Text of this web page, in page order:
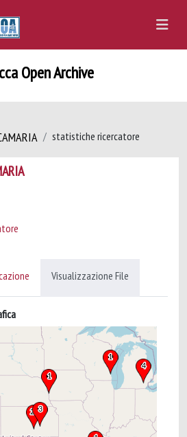
Open Archive
statistiche ricercatore
Visualizzazione File